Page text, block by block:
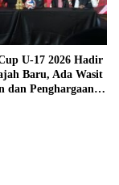
U-17 2026 Hadir
Baru, Ada Wasit
dan Penghargaan